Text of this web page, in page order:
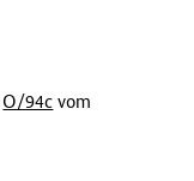
O/94c vom